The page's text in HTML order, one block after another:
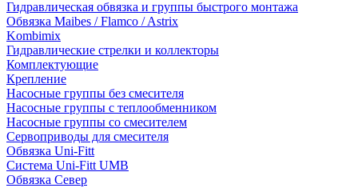
Гидравлическая обвязка и группы быстрого монтажа
Обвязка Maibes / Flamco / Astrix
Kombimix
Гидравлические стрелки и коллекторы
Комплектующие
Крепление
Насосные группы без смесителя
Насосные группы с теплообменником
Насосные группы со смесителем
Сервоприводы для смесителя
Обвязка Uni-Fitt
Система Uni-Fitt UMB
Обвязка Север